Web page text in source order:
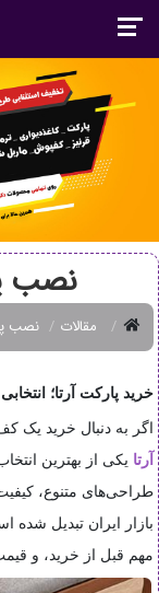
نصب
مقالات نصب
خرید پارکت آرتا؛
اگر به دنبال خرید یک
آرتا یکی از بهترین
طراحی‌های متنوع،
بازار ایران تبدیل شده
مهم قبل از خرید، و